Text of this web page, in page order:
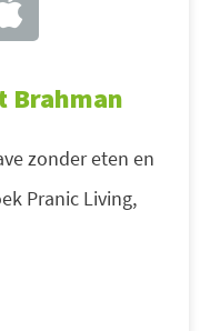
Brahman
zonder eten en
Pranic Living,